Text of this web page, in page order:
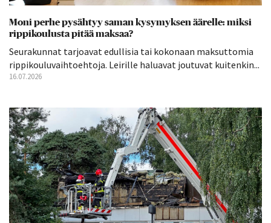
Moni perhe pysähtyy saman kysymyksen äärelle: miksi
rippikoulusta pitää maksaa?
Seurakunnat tarjoavat edullisia tai kokonaan maksuttomia
rippikouluvaihtoehtoja. Leirille haluavat joutuvat kuitenkin...
16.07.2026